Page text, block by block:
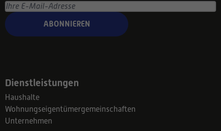
ABONNIEREN
Dienstleistungen
Haushalte
Wohnungseigentümergemeinschaften
Unternehmen